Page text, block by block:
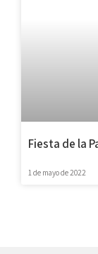
Fiesta de la
1 de mayo de 2022